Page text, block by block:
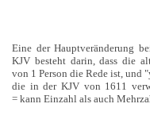
Eine der Hauptveränderung
KJV besteht darin, dass die
von 1 Person die Rede ist, und
die in der KJV von 1611
= kann Einzahl als auch